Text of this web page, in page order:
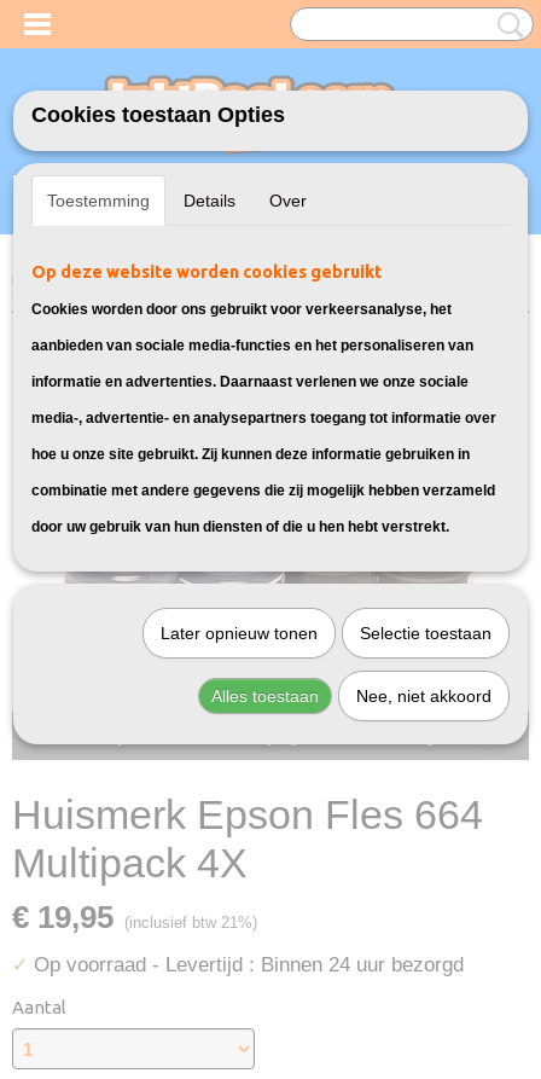
Inloggen Registreren
UW WINKELWAGEN
Home>Inktflessen>Geschikt voor Epson>Huismerk Epson Fles 664
Huismerk Epson Fles 664
Multipack 4X
€ 19,95 (inclusief btw 21%)
✓ Op voorraad - Levertijd : Binnen 24 uur bezorgd
Aantal
Cookies toestaan Opties
Toestemming Details Over
Op deze website worden cookies gebruikt
Cookies worden door ons gebruikt voor verkeersanalyse, het
aanbieden van sociale media-functies en het personaliseren van
informatie en advertenties. Daarnaast verlenen we onze sociale
media-, advertentie- en analysepartners toegang tot informatie over
hoe u onze site gebruikt. Zij kunnen deze informatie gebruiken in
combinatie met andere gegevens die zij mogelijk hebben verzameld
door uw gebruik van hun diensten of die u hen hebt verstrekt.
Later opnieuw tonen Selectie toestaan
Alles toestaan Nee, niet akkoord